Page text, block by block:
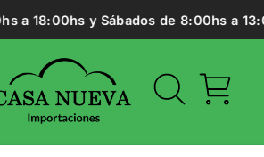
a 18:00hs y Sábados de 8:00hs a
Carrito